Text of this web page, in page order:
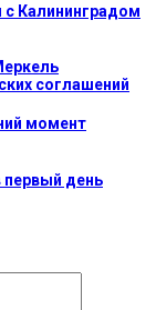
с Калининградом
соглашений
момент
первый день